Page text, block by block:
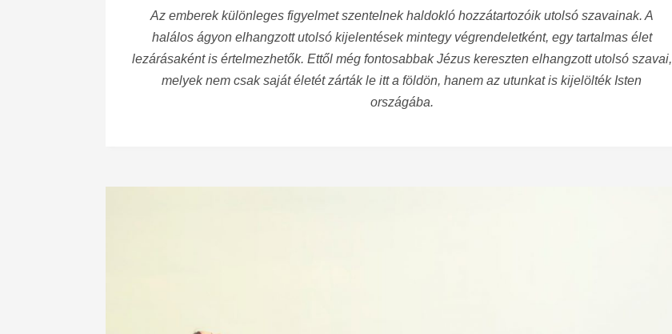
Az emberek különleges figyelmet szentelnek haldokló hozzátartozóik utolsó szavainak. A
halálos ágyon elhangzott utolsó kijelentések mintegy végrendeletként, egy tartalmas élet
lezárásaként is értelmezhetők. Ettől még fontosabbak Jézus kereszten elhangzott utolsó szavai,
melyek nem csak saját életét zárták le itt a földön, hanem az utunkat is kijelölték Isten
országába.